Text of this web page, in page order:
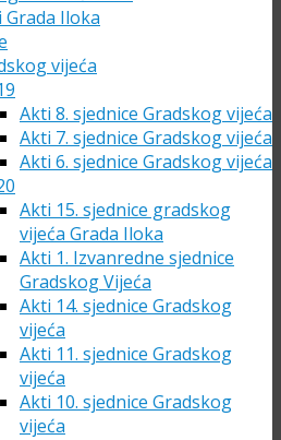
Iloka
vijeća
Akti 8. sjednice Gradskog vijeća
Akti 7. sjednice Gradskog vijeća
Akti 6. sjednice Gradskog vijeća
Akti 15. sjednice gradskog
vijeća Grada Iloka
Akti 1. Izvanredne sjednice
Gradskog Vijeća
Akti 14. sjednice Gradskog
vijeća
Akti 11. sjednice Gradskog
vijeća
Akti 10. sjednice Gradskog
vijeća